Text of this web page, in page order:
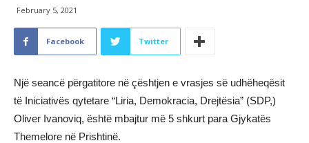
February 5, 2021
Facebook Twitter
Një seancë përgatitore në çështjen e vrasjes së udhëheqësit
të Iniciativës qytetare “Liria, Demokracia, Drejtësia” (SDP,)
Oliver Ivanoviq, është mbajtur më 5 shkurt para Gjykatës
Themelore në Prishtinë.